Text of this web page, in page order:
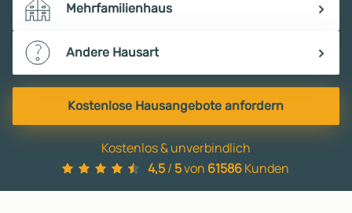
Mehrfamilienhaus
Andere Hausart
Kostenlose Hausangebote anfordern
Kostenlos & unverbindlich
4,5/ 5von 61586Kunden